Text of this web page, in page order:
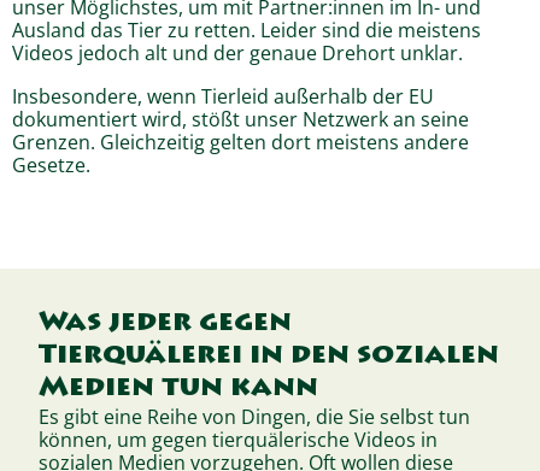
unser Möglichstes, um mit Partner:innen im In- und
Ausland das Tier zu retten. Leider sind die meistens
Videos jedoch alt und der genaue Drehort unklar.
Insbesondere, wenn Tierleid außerhalb der EU
dokumentiert wird, stößt unser Netzwerk an seine
Grenzen. Gleichzeitig gelten dort meistens andere
Gesetze.
Was jeder gegen
Tierquälerei in den sozialen
Medien tun kann
Es gibt eine Reihe von Dingen, die Sie selbst tun
können, um gegen tierquälerische Videos in
sozialen Medien vorzugehen. Oft wollen diese